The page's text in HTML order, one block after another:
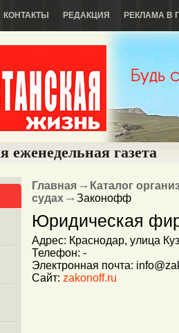
КОНТАКТЫ РЕДАКЦИЯ РЕКЛАМА В
еженедельная газета
Главная
Каталог
судах
Законофф
Юридическая
Адрес: Краснодар, улица
Телефон: -
Электронная почта:
Сайт: zakonoff.ru